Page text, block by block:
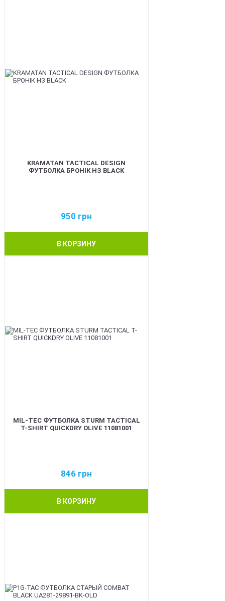
KRAMATAN TACTICAL DESIGN
ФУТБОЛКА БРОНІК НЗ BLACK
950 грн
В КОРЗИНУ
MIL-TEC ФУТБОЛКА STURM TACTICAL
T-SHIRT QUICKDRY OLIVE 11081001
846 грн
В КОРЗИНУ